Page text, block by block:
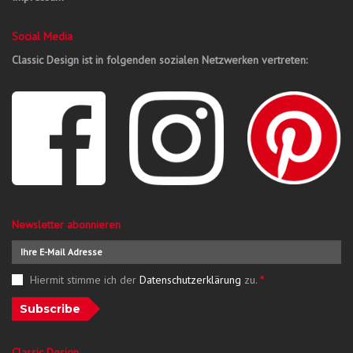
Social Media
Classic Design ist in folgenden sozialen Netzwerken vertreten:
Newsletter abonnieren
Hiermit stimme ich der Datenschutzerklärung zu. *
Subscribe